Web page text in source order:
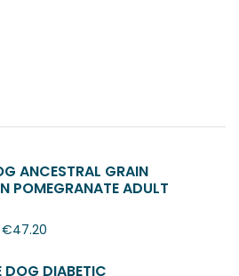
ANCESTRAL GRAIN
POMEGRANATE ADULT
€47.20
DOG DIABETIC